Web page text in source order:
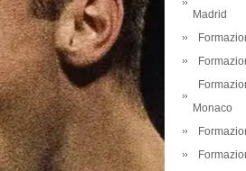
Madrid
Monaco